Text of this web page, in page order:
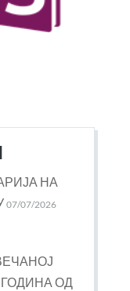
НА
07/07/2026
ОД